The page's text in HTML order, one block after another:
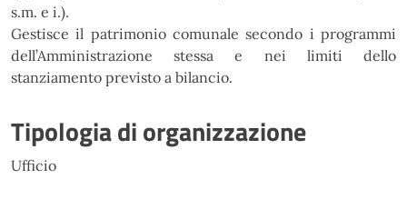
s.m. e i.).
Gestisce il patrimonio comunale secondo i programmi
dell’Amministrazione stessa e nei limiti dello
stanziamento previsto a bilancio.
Tipologia di organizzazione
Ufficio